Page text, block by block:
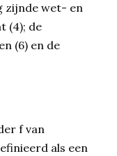
zijnde wet- en
(4); de
(6) en de
f van
als een